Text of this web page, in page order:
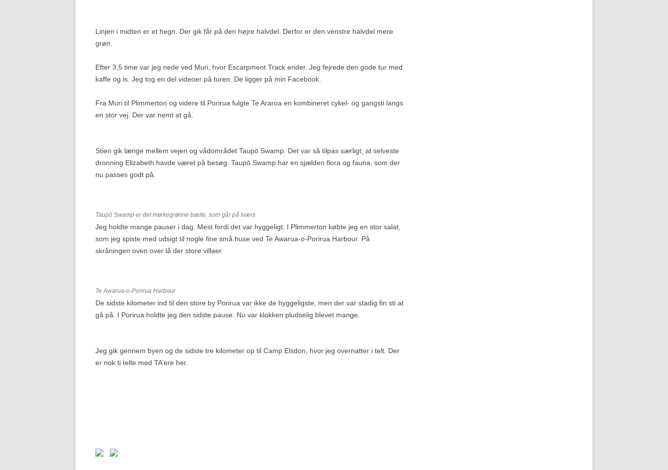
Linjen i midten er et hegn. Der gik får på den højre halvdel. Derfor er den venstre halvdel mere
grøn.
Efter 3,5 time var jeg nede ved Muri, hvor Escarpment Track ender. Jeg fejrede den gode tur med
kaffe og is. Jeg tog en del videoer på turen. De ligger på min Facebook.
Fra Muri til Plimmerton og videre til Porirua fulgte Te Araroa en kombineret cykel- og gangsti langs
en stor vej. Der var nemt at gå.
Stien gik længe mellem vejen og vådområdet Taupō Swamp. Det var så tilpas særligt, at selveste
dronning Elizabeth havde været på besøg. Taupō Swamp har en sjælden flora og fauna, som der
nu passes godt på.
Taupō Swamp er det mørkegrønne bælte, som går på tværs
Jeg holdte mange pauser i dag. Mest fordi det var hyggeligt. I Plimmerton købte jeg en stor salat,
som jeg spiste med udsigt til nogle fine små huse ved Te Awarua-o-Porirua Harbour. På
skråningen oven over lå der store villaer.
Te Awarua-o-Porirua Harbour
De sidste kilometer ind til den store by Porirua var ikke de hyggeligste, men der var stadig fin sti at
gå på. I Porirua holdte jeg den sidste pause. Nu var klokken pludselig blevet mange.
Jeg gik gennem byen og de sidste tre kilometer op til Camp Elsdon, hvor jeg overnatter i telt. Der
er nok ti telte med TA’ere her.